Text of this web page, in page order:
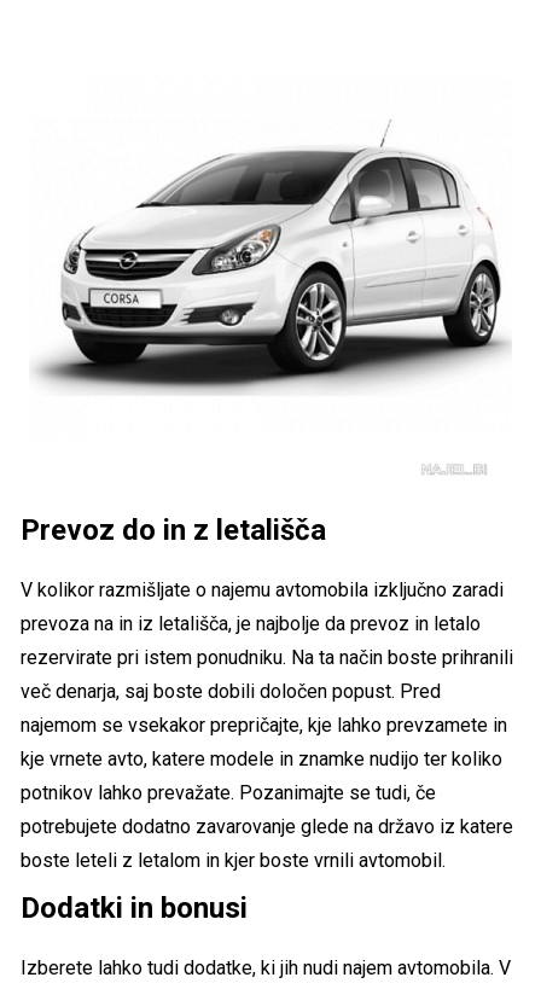
Prevoz do in z letališča
V kolikor razmišljate o najemu avtomobila izključno zaradi
prevoza na in iz letališča, je najbolje da prevoz in letalo
rezervirate pri istem ponudniku. Na ta način boste prihranili
več denarja, saj boste dobili določen popust. Pred
najemom se vsekakor prepričajte, kje lahko prevzamete in
kje vrnete avto, katere modele in znamke nudijo ter koliko
potnikov lahko prevažate. Pozanimajte se tudi, če
potrebujete dodatno zavarovanje glede na državo iz katere
boste leteli z letalom in kjer boste vrnili avtomobil.
Dodatki in bonusi
Izberete lahko tudi dodatke, ki jih nudi najem avtomobila. V